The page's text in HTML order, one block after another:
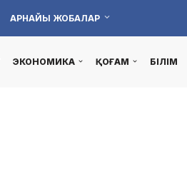
АРНАЙЫ ЖОБАЛАР
ЭКОНОМИКА ҚОҒАМ БІЛІМ